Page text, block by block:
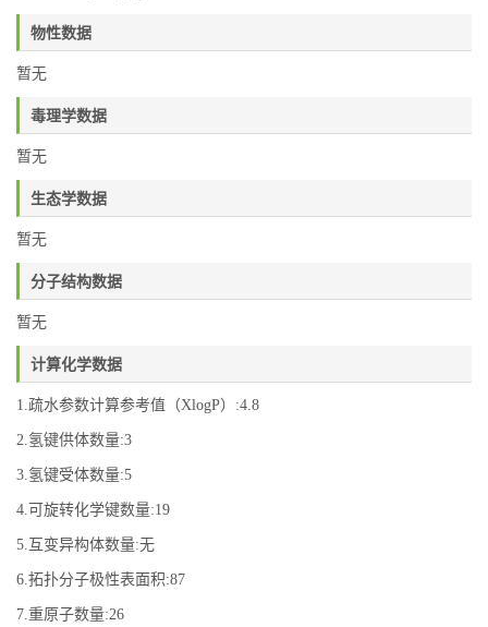
物性数据
暂无
毒理学数据
暂无
生态学数据
暂无
分子结构数据
暂无
计算化学数据
1.疏水参数计算参考值（XlogP）:4.8
2.氢键供体数量:3
3.氢键受体数量:5
4.可旋转化学键数量:19
5.互变异构体数量:无
6.拓扑分子极性表面积:87
7.重原子数量:26